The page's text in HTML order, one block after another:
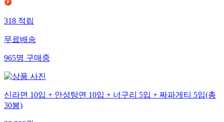
318적립
무료배송
965명구매중
신라면 10입 + 안성탕면 10입 + 너구리 5입 + 짜파게티 5입(총
30봉)